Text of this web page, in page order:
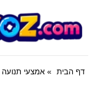
Cakoz.com
דף הבית » אמצעי תנועה